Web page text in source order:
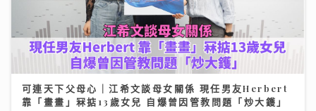
可連天下父母心｜江希文談母女關係 現任男友Herbert
靠「畫畫」冧掂13歲女兒 自爆曾因管教問題「炒大鑊」